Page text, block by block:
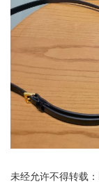
未经允许不得转载：